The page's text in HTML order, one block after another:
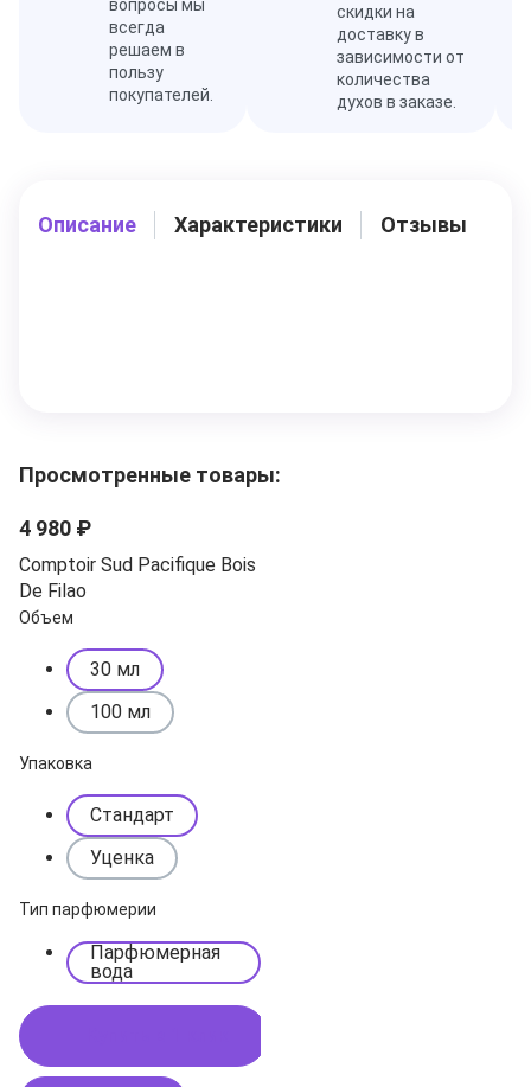
вопросы мы
всегда
решаем в
пользу
покупателей.
скидки на
доставку в
зависимости от
количества
духов в заказе.
Описание Характеристики Отзывы
Просмотренные товары:
4 980 ₽
Comptoir Sud Pacifique Bois
De Filao
Объем
30 мл
100 мл
Упаковка
Стандарт
Уценка
Тип парфюмерии
Парфюмерная
вода